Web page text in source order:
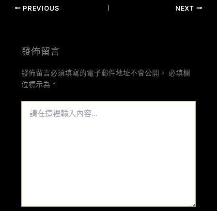
PREVIOUS NEXT
發佈留言
發佈留言必須填寫的電子郵件地址不會公開。 必填欄
位標示為 *